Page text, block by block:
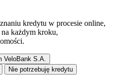
kredytu w procesie online,
każdym kroku,
VeloBank S.A.
Nie potrzebuję kredytu